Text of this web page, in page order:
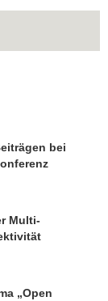
bei
Multi-
„Open